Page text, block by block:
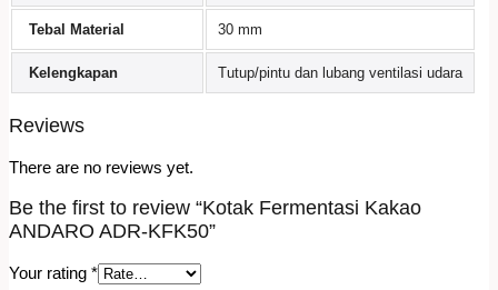
Tebal Material 30 mm
Kelengkapan Tutup/pintu dan lubang ventilasi udara
Reviews
There are no reviews yet.
Be the first to review “Kotak Fermentasi Kakao
ANDARO ADR-KFK50”
Your rating *